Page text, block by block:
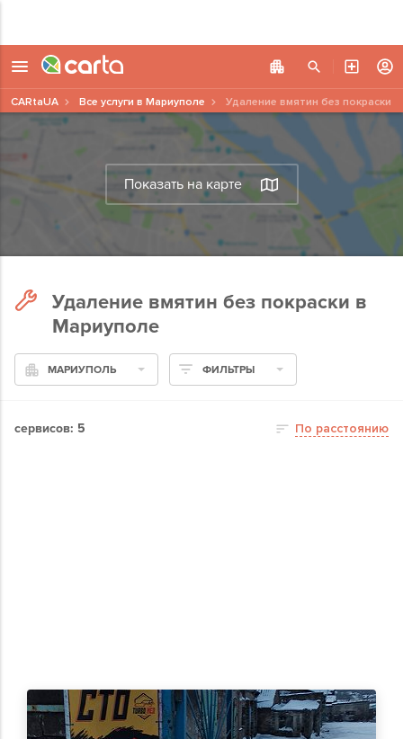
Показать на карте
CARtaUA Все услуги в Мариуполе Удаление вмятин без покраски
Удаление вмятин без покраски в
Мариуполе
МАРИУПОЛЬ ФИЛЬТРЫ
сервисов: 5 По расстоянию